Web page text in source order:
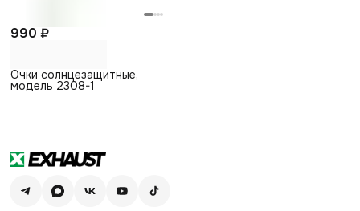
990 ₽
Очки солнцезащитные,
модель 2308-1